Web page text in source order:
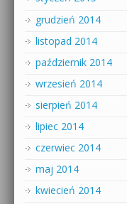
grudzień 2014
listopad 2014
październik 2014
wrzesień 2014
sierpień 2014
lipiec 2014
czerwiec 2014
maj 2014
kwiecień 2014